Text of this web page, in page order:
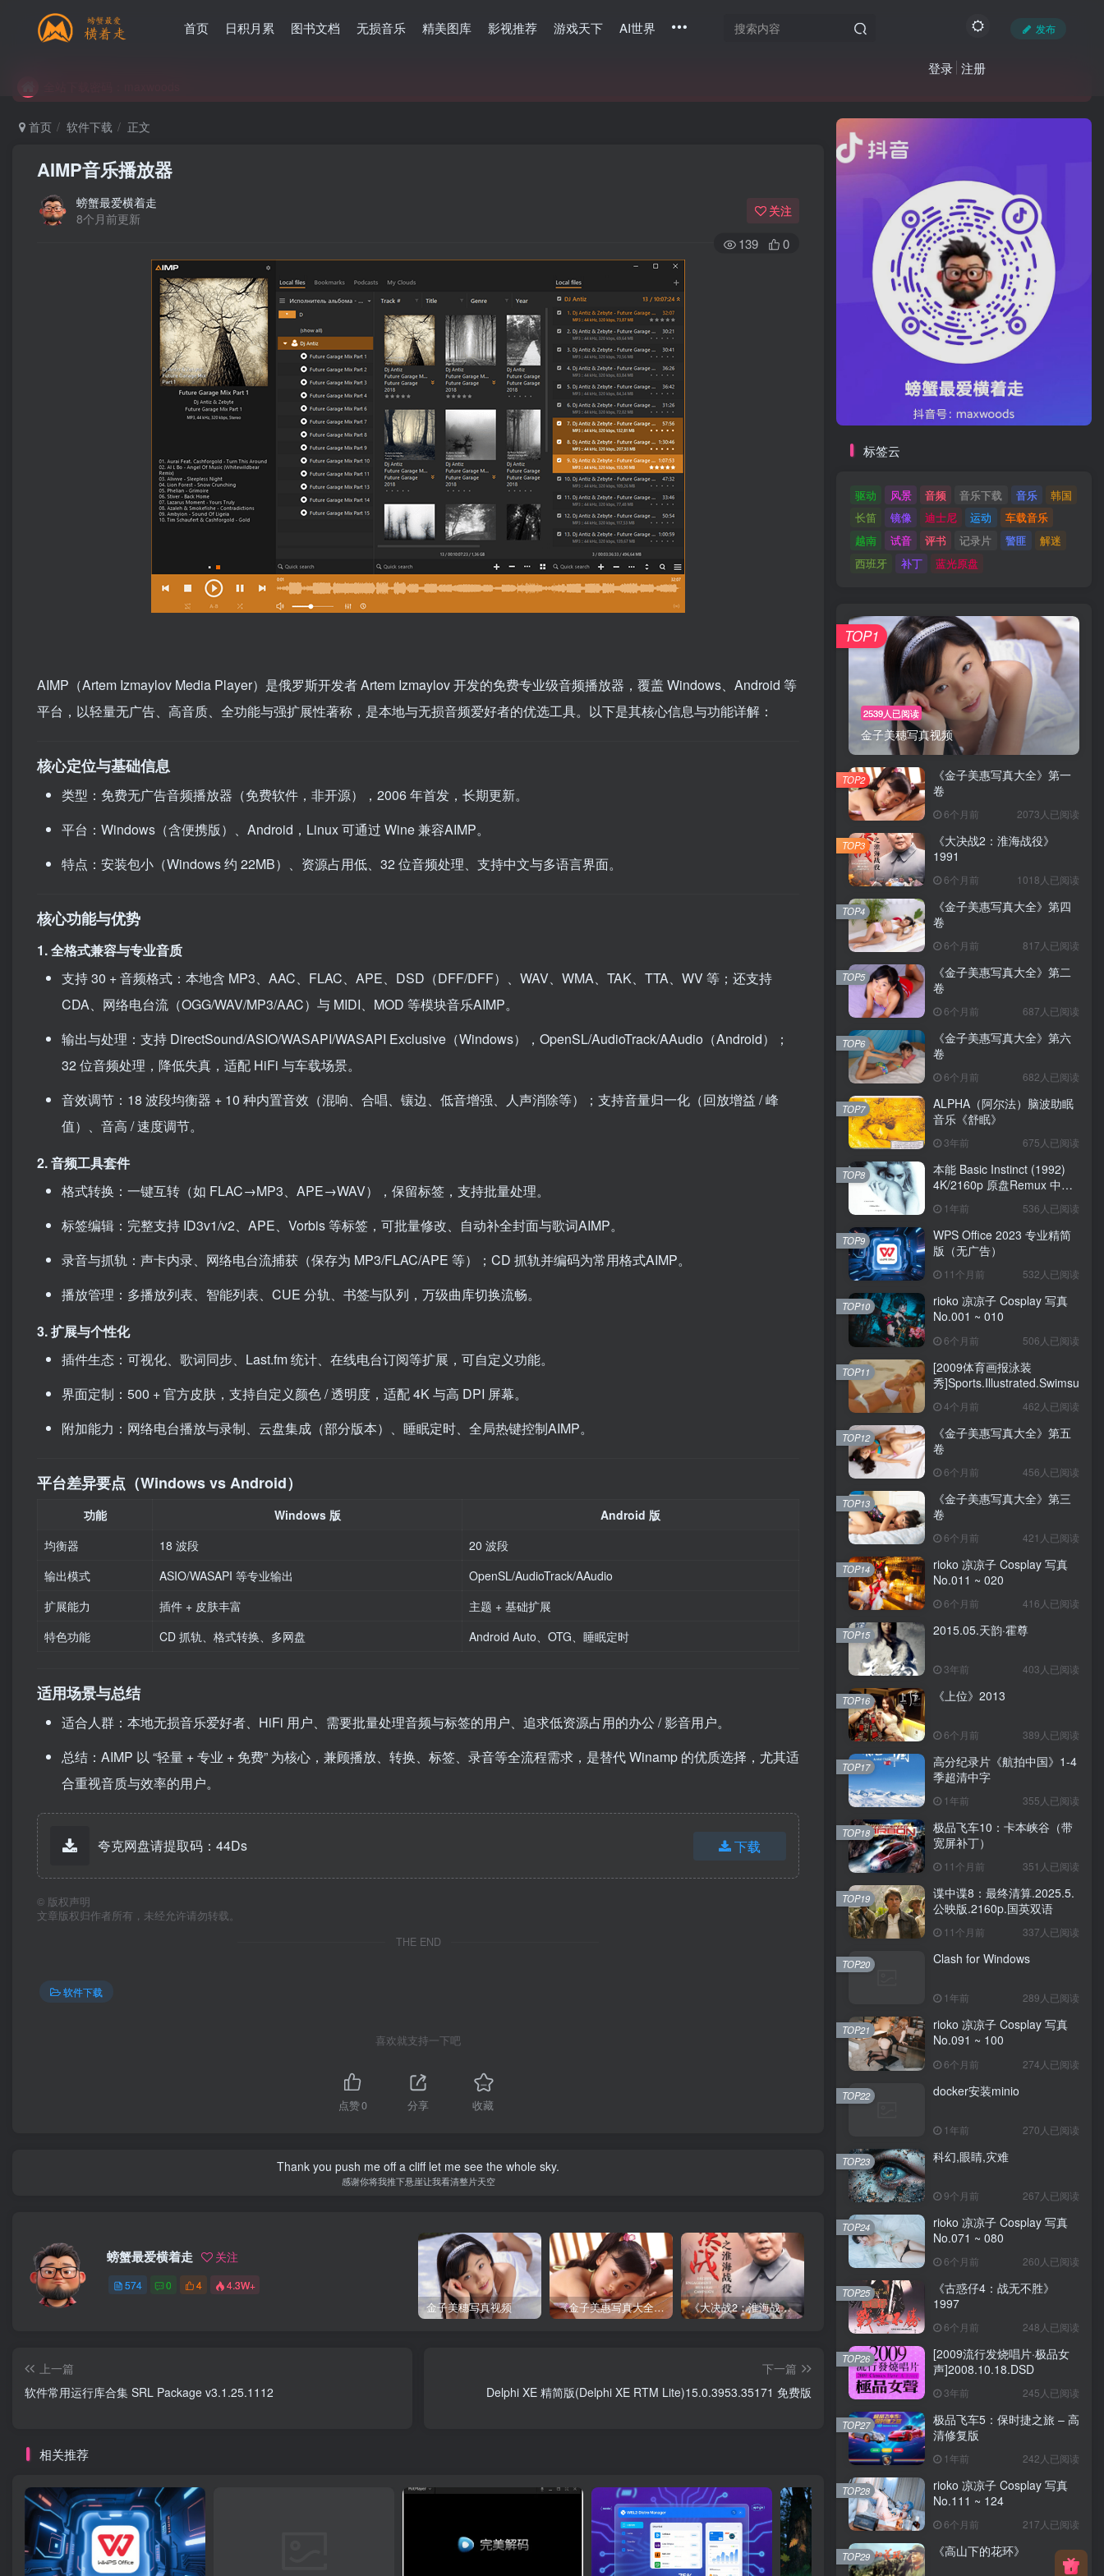
首页 日积月累 图书文档 无损音乐 精美图库 影视推荐 游戏天下 AI世界 发布
登录 注册
全站下载密码：maxwoods
首页 软件下载 正文
AIMP音乐播放器
螃蟹最爱横着走
8个月前更新
关注
139 0
AIMP（Artem Izmaylov Media Player）是俄罗斯开发者 Artem Izmaylov 开发的免费专业级音频播放器，覆盖 Windows、Android 等
平台，以轻量无广告、高音质、全功能与强扩展性著称，是本地与无损音频爱好者的优选工具。以下是其核心信息与功能详解：
核心定位与基础信息
类型：免费无广告音频播放器（免费软件，非开源），2006 年首发，长期更新。
平台：Windows（含便携版）、Android，Linux 可通过 Wine 兼容AIMP。
特点：安装包小（Windows 约 22MB）、资源占用低、32 位音频处理、支持中文与多语言界面。
核心功能与优势
1. 全格式兼容与专业音质
支持 30 + 音频格式：本地含 MP3、AAC、FLAC、APE、DSD（DFF/DFF）、WAV、WMA、TAK、TTA、WV 等；还支持
CDA、网络电台流（OGG/WAV/MP3/AAC）与 MIDI、MOD 等模块音乐AIMP。
输出与处理：支持 DirectSound/ASIO/WASAPI/WASAPI Exclusive（Windows），OpenSL/AudioTrack/AAudio（Android）；
32 位音频处理，降低失真，适配 HiFi 与车载场景。
音效调节：18 波段均衡器 + 10 种内置音效（混响、合唱、镶边、低音增强、人声消除等）；支持音量归一化（回放增益 / 峰
值）、音高 / 速度调节。
2. 音频工具套件
格式转换：一键互转（如 FLAC→MP3、APE→WAV），保留标签，支持批量处理。
标签编辑：完整支持 ID3v1/v2、APE、Vorbis 等标签，可批量修改、自动补全封面与歌词AIMP。
录音与抓轨：声卡内录、网络电台流捕获（保存为 MP3/FLAC/APE 等）；CD 抓轨并编码为常用格式AIMP。
播放管理：多播放列表、智能列表、CUE 分轨、书签与队列，万级曲库切换流畅。
3. 扩展与个性化
插件生态：可视化、歌词同步、Last.fm 统计、在线电台订阅等扩展，可自定义功能。
界面定制：500 + 官方皮肤，支持自定义颜色 / 透明度，适配 4K 与高 DPI 屏幕。
附加能力：网络电台播放与录制、云盘集成（部分版本）、睡眠定时、全局热键控制AIMP。
平台差异要点（Windows vs Android）
功能 Windows 版
Android 版
均衡器
18 波段
20 波段
输出模式
ASIO/WASAPI 等专业输出
OpenSL/AudioTrack/AAudio
扩展能力
插件 + 皮肤丰富
主题 + 基础扩展
特色功能
CD 抓轨、格式转换、多网盘 Android Auto、OTG、睡眠定时
适用场景与总结
适合人群：本地无损音乐爱好者、HiFi 用户、需要批量处理音频与标签的用户、追求低资源占用的办公 / 影音用户。
总结：AIMP 以 “轻量 + 专业 + 免费” 为核心，兼顾播放、转换、标签、录音等全流程需求，是替代 Winamp 的优质选择，尤其适
合重视音质与效率的用户。
夸克网盘请提取码：44Ds 下载
© 版权声明
文章版权归作者所有，未经允许请勿转载。
THE END
软件下载
喜欢就支持一下吧
点赞0 分享 收藏
Thank you push me off a cliff let me see the whole sky.
感谢你将我推下悬崖让我看清整片天空
螃蟹最爱横着走 关注
574 0 4 4.3W+
金子美穗写真视频 《金子美惠写真大全》第一卷 《大决战2：淮海战役》1991 《金子美惠写真大全》第四卷
上一篇
软件常用运行库合集 SRL Package v3.1.25.1112
下一篇
Delphi XE 精简版(Delphi XE RTM Lite)15.0.3953.35171 免费版
相关推荐
标签云
驱动 风景 音频 音乐下载 音乐
韩国
长笛
镜像 迪士尼 运动
车载音乐
越南
试音 评书 记录片 警匪
解迷
西班牙
补丁 蓝光原盘
2539人已阅读
金子美穗写真视频
TOP1
《金子美惠写真大全》第一
卷
6个月前 2073人已阅读
TOP2
《大决战2：淮海战役》
1991
6个月前 1018人已阅读
TOP3
《金子美惠写真大全》第四
卷
6个月前 817人已阅读
TOP4
《金子美惠写真大全》第二
卷
6个月前 687人已阅读
TOP5
《金子美惠写真大全》第六
卷
6个月前 682人已阅读
TOP6
ALPHA（阿尔法）脑波助眠
音乐《舒眠》
3年前 675人已阅读
TOP7
本能 Basic Instinct (1992)
4K/2160p 原盘Remux 中文
字幕1年前 536人已阅读
TOP8
WPS Office 2023 专业精简
版（无广告）
11个月前 532人已阅读
TOP9
rioko 凉凉子 Cosplay 写真
No.001 ~ 010
6个月前 506人已阅读
TOP10
[2009体育画报泳装
秀
4个月前 462人已阅读
TOP11
《金子美惠写真大全》第五
卷
6个月前 456人已阅读
TOP12
《金子美惠写真大全》第三
卷
6个月前 421人已阅读
TOP13
rioko 凉凉子 Cosplay 写真
No.011 ~ 020
6个月前 416人已阅读
TOP14
2015.05.天韵·霍尊
3年前 403人已阅读
TOP15
《上位》2013
6个月前 389人已阅读
TOP16
高分纪录片《航拍中国》1-4
季超清中字
1年前 355人已阅读
TOP17
极品飞车10：卡本峡谷（带
宽屏补丁）
11个月前 351人已阅读
TOP18
谍中谍8：最终清算.2025.5.
公映版.2160p.国英双语
11个月前 337人已阅读
TOP19
Clash for Windows
1年前 289人已阅读
TOP20
rioko 凉凉子 Cosplay 写真
No.091 ~ 100
6个月前 274人已阅读
TOP21
docker安装minio
1年前 270人已阅读
TOP22
科幻,眼睛,灾难
9个月前 267人已阅读
TOP23
rioko 凉凉子 Cosplay 写真
No.071 ~ 080
6个月前 260人已阅读
TOP24
《古惑仔4：战无不胜》
1997
6个月前 248人已阅读
TOP25
[2009流行发烧唱片·极品女
声]2008.10.18.DSD
3年前 245人已阅读
TOP26
极品飞车5：保时捷之旅 – 高
清修复版
1年前 242人已阅读
TOP27
rioko 凉凉子 Cosplay 写真
No.111 ~ 124
6个月前 217人已阅读
TOP28
《高山下的花环》
TOP29